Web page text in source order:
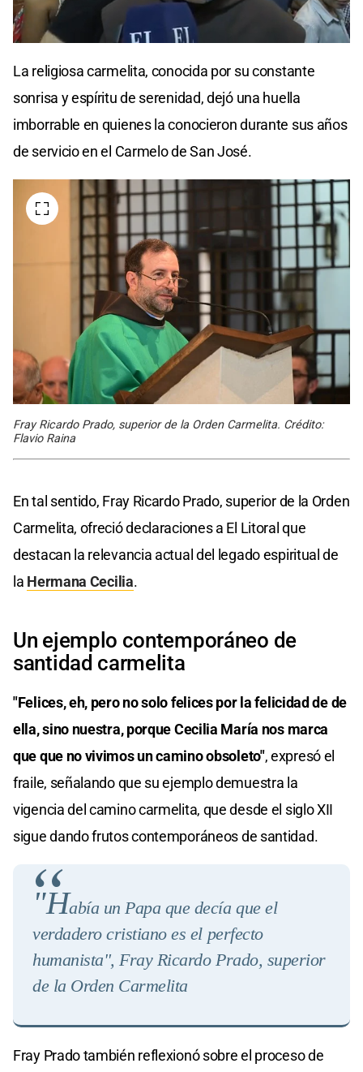
La religiosa carmelita, conocida por su constante
sonrisa y espíritu de serenidad, dejó una huella
imborrable en quienes la conocieron durante sus años
de servicio en el Carmelo de San José.
Fray Ricardo Prado, superior de la Orden Carmelita. Crédito:
Flavio Raina
En tal sentido, Fray Ricardo Prado, superior de la Orden
Carmelita, ofreció declaraciones a El Litoral que
destacan la relevancia actual del legado espiritual de
la Hermana Cecilia.
Un ejemplo contemporáneo de
santidad carmelita
"Felices, eh, pero no solo felices por la felicidad de de
ella, sino nuestra, porque Cecilia María nos marca
que que no vivimos un camino obsoleto", expresó el
fraile, señalando que su ejemplo demuestra la
vigencia del camino carmelita, que desde el siglo XII
sigue dando frutos contemporáneos de santidad.
"Había un Papa que decía que el
verdadero cristiano es el perfecto
humanista", Fray Ricardo Prado, superior
de la Orden Carmelita
Fray Prado también reflexionó sobre el proceso de